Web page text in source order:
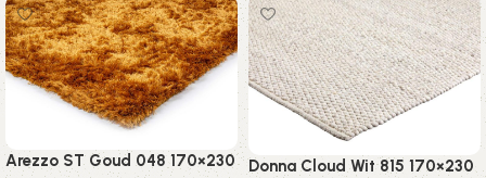
Arezzo ST Goud 048 170×230 Donna Cloud Wit 815 170×230